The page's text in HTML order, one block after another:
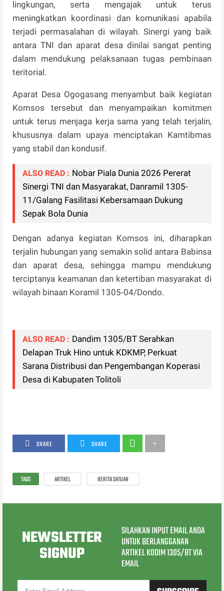
lingkungan, serta mengajak untuk terus
meningkatkan koordinasi dan komunikasi apabila
terjadi permasalahan di wilayah. Sinergi yang baik
antara TNI dan aparat desa dinilai sangat penting
dalam mendukung pelaksanaan tugas pembinaan
teritorial.
Aparat Desa Ogogasang menyambut baik kegiatan
Komsos tersebut dan menyampaikan komitmen
untuk terus menjaga kerja sama yang telah terjalin,
khususnya dalam upaya menciptakan Kamtibmas
yang stabil dan kondusif.
ALSO READ : Nobar Piala Dunia 2026 Pererat
Sinergi TNI dan Masyarakat, Danramil 1305-
11/Galang Fasilitasi Kebersamaan Dukung
Sepak Bola Dunia
Dengan adanya kegiatan Komsos ini, diharapkan
terjalin hubungan yang semakin solid antara Babinsa
dan aparat desa, sehingga mampu mendukung
terciptanya keamanan dan ketertiban masyarakat di
wilayah binaan Koramil 1305-04/Dondo.
ALSO READ : Dandim 1305/BT Serahkan
Delapan Truk Hino untuk KDKMP, Perkuat
Sarana Distribusi dan Pengembangan Koperasi
Desa di Kabupaten Tolitoli
SHARE SHARE
TAGS ARTIKEL BERITA SATUAN
NEWSLETTER
SIGNUP
SILAHKAN INPUT EMAIL ANDA
UNTUK BERLANGGANAN
ARTIKEL KODIM 1305/BT VIA
EMAIL